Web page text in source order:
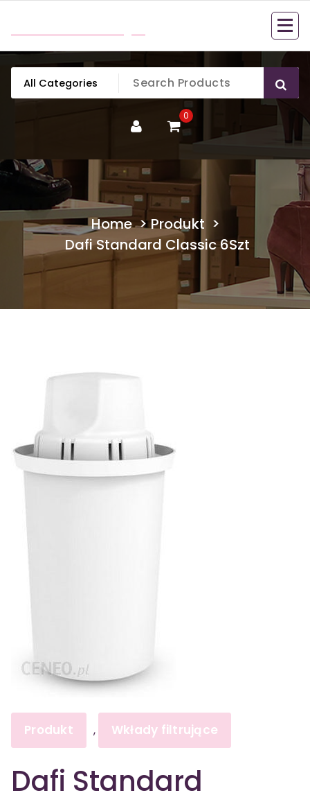
content
0
Home>Produkt >
Dafi Standard Classic 6Szt
Produkt , Wkłady filtrujące
Dafi Standard